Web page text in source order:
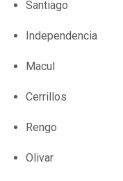
Santiago
Independencia
Macul
Cerrillos
Rengo
Olivar